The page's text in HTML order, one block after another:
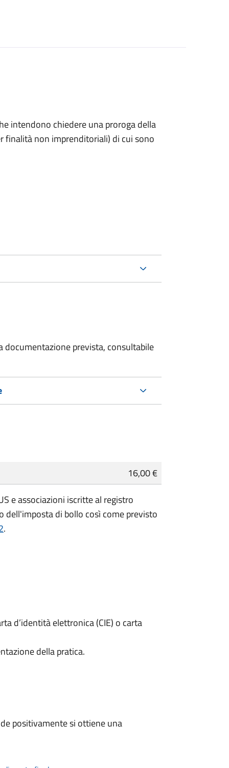
intendono chiedere una proroga della
finalità non imprenditoriali) di cui sono
prevista, consultabile
16,00 €
e associazioni iscritte al registro
dell'imposta di bollo così come previsto
.
d’identità elettronica (CIE) o carta
della pratica.
positivamente si ottiene una